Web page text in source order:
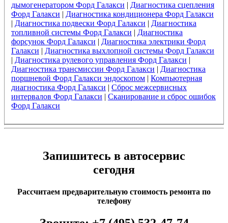
дымогенератором Форд Галакси | Диагностика сцепления
Форд Галакси | Диагностика кондиционера Форд Галакси
| Диагностика подвески Форд Галакси | Диагностика
топливной системы Форд Галакси | Диагностика
форсунок Форд Галакси | Диагностика электрики Форд
Галакси | Диагностика выхлопной системы Форд Галакси
| Диагностика рулевого управления Форд Галакси |
Диагностика трансмиссии Форд Галакси | Диагностика
поршневой Форд Галакси эндоскопом| Компьютерная
диагностика Форд Галакси | Сброс межсервисных
интервалов Форд Галакси | Сканирование и сброс ошибок
Форд Галакси
Запишитесь в автосервис
сегодня
Рассчитаем предварительную стоимость ремонта по
телефону